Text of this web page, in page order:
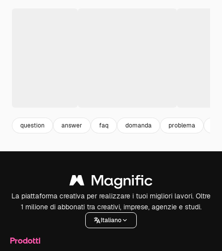
question answer faq domanda problema
La piattaforma creativa per realizzare i tuoi migliori lavori. Oltre
1 milione di abbonati tra creativi, imprese, agenzie e studi.
Italiano
Prodotti